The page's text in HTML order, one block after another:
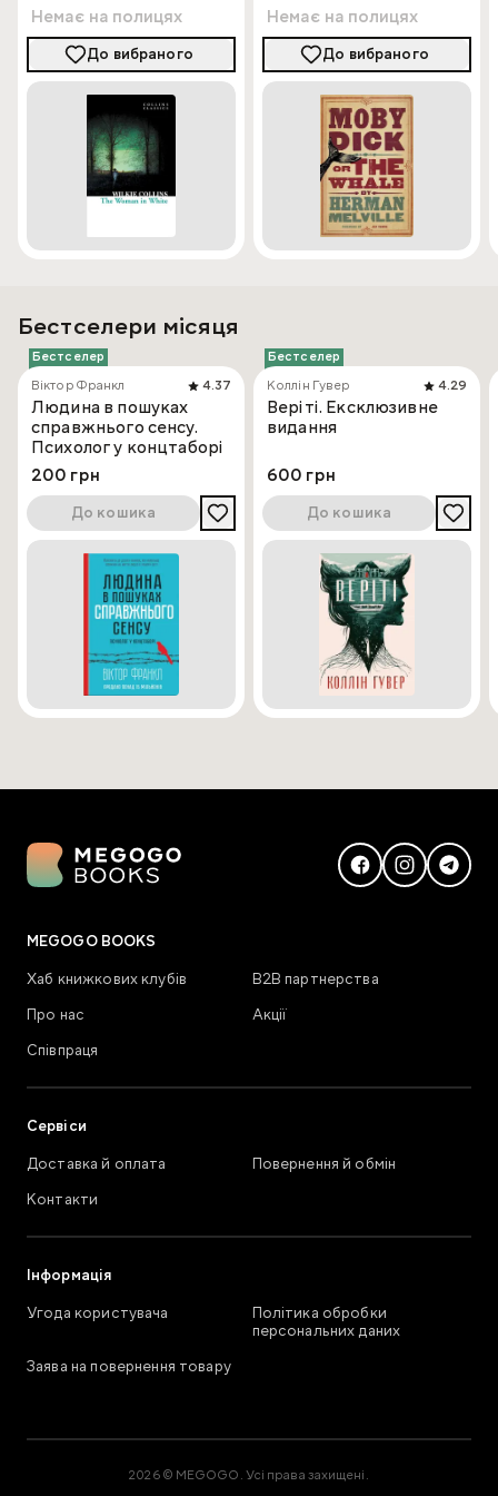
Немає на полицях
До вибраного
Немає на полицях
До вибраного
Бестселери місяця
Бестселер
Віктор Франкл
4.37
Людина в пошуках
справжнього сенсу.
Психолог у концтаборі
200 грн
До кошика
Бестселер
Коллін Гувер
4.29
Веріті. Ексклюзивне
видання
600 грн
До кошика
MEGOGO BOOKS
Хаб книжкових клубів
В2В партнерства
Про нас
Акції
Співпраця
Сервіси
Доставка й оплата
Повернення й обмін
Контакти
Інформація
Угода користувача
Політика обробки
персональних даних
Заява на повернення товару
2026 © MEGOGO. Усі права захищені.